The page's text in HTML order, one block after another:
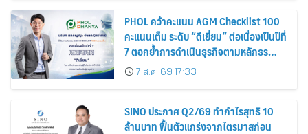
PHOL คว้าคะแนน AGM Checklist 100
คะแนนเต็ม ระดับ “ดีเยี่ยม” ต่อเนื่องเป็นปีที่
7 ตอกย้ำการดำเนินธุรกิจตามหลักธร
รมาภิบาล โปร่งใส สร้างความเชื่อมั่นผู้ถือ
หุ้น
7 ส.ค. 69 17:33
SINO ประกาศ Q2/69 ทำกำไรสุทธิ 10
ล้านบาท ฟื้นตัวแกร่งจากไตรมาสก่อน